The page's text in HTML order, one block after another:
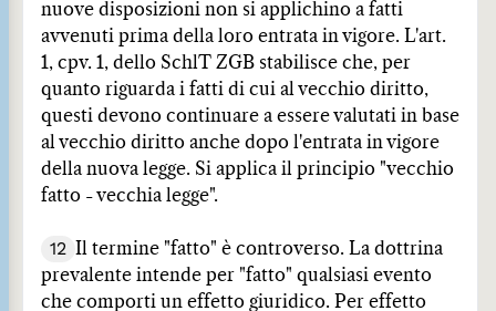
nuove disposizioni non si applichino a fatti
avvenuti prima della loro entrata in vigore. L'art.
1, cpv. 1, dello SchlT ZGB stabilisce che, per
quanto riguarda i fatti di cui al vecchio diritto,
questi devono continuare a essere valutati in base
al vecchio diritto anche dopo l'entrata in vigore
della nuova legge. Si applica il principio "vecchio
fatto - vecchia legge".
12 Il termine "fatto" è controverso. La dottrina
prevalente intende per "fatto" qualsiasi evento
che comporti un effetto giuridico. Per effetto